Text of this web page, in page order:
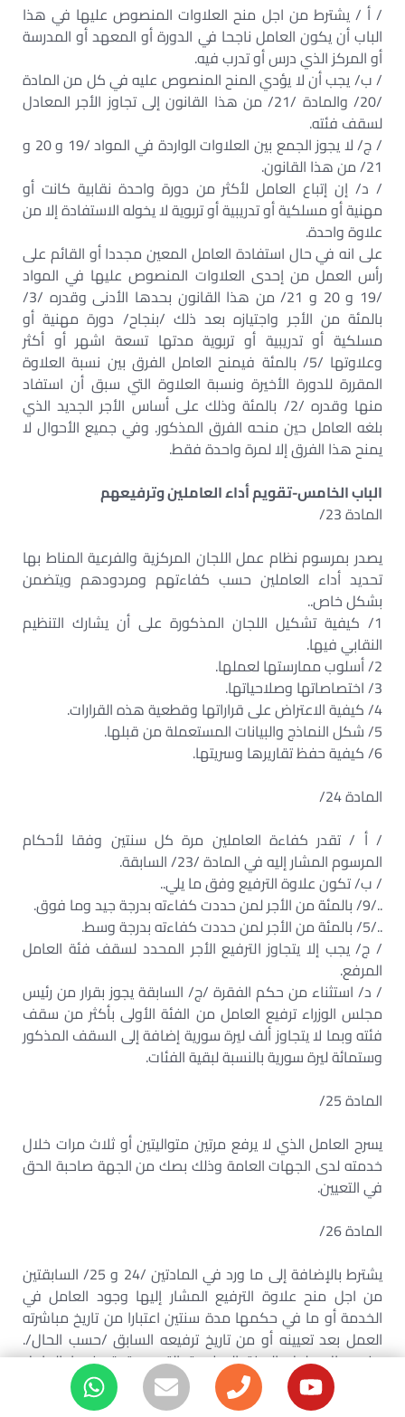
/ أ / يشترط من اجل منح العلاوات المنصوص عليها في هذا
الباب أن يكون العامل ناجحا في الدورة أو المعهد أو المدرسة
أو المركز الذي درس أو تدرب فيه.
/ ب/ يجب أن لا يؤدي المنح المنصوص عليه في كل من المادة
/20/ والمادة /21/ من هذا القانون إلى تجاوز الأجر المعادل
لسقف فئته.
/ ج/ لا يجوز الجمع بين العلاوات الواردة في المواد /19 و 20 و
21/ من هذا القانون.
/ د/ إن إتباع العامل لأكثر من دورة واحدة نقابية كانت أو
مهنية أو مسلكية أو تدريبية أو تربوية لا يخوله الاستفادة إلا من
علاوة واحدة.
على انه في حال استفادة العامل المعين مجددا أو القائم على
رأس العمل من إحدى العلاوات المنصوص عليها في المواد
/19 و 20 و 21/ من هذا القانون بحدها الأدنى وقدره /3/
بالمئة من الأجر واجتيازه بعد ذلك /بنجاح/ دورة مهنية أو
مسلكية أو تدريبية أو تربوية مدتها تسعة اشهر أو أكثر
وعلاوتها /5/ بالمئة فيمنح العامل الفرق بين نسبة العلاوة
المقررة للدورة الأخيرة ونسبة العلاوة التي سبق أن استفاد
منها وقدره /2/ بالمئة وذلك على أساس الأجر الجديد الذي
بلغه العامل حين منحه الفرق المذكور. وفي جميع الأحوال لا
يمنح هذا الفرق إلا لمرة واحدة فقط.
الباب الخامس-تقويمأداء العاملين وترفيعهم
المادة 23/
يصدر بمرسوم نظام عمل اللجان المركزية والفرعية المناط بها
تحديد أداء العاملين حسب كفاءتهم ومردودهم ويتضمن
بشكل خاص..
1/ كيفية تشكيل اللجان المذكورة على أن يشارك التنظيم
النقابي فيها.
2/ أسلوب ممارستها لعملها.
3/ اختصاصاتها وصلاحياتها.
4/ كيفية الاعتراض على قراراتها وقطعية هذه القرارات.
5/ شكل النماذج والبيانات المستعملة من قبلها.
6/ كيفية حفظ تقاريرها وسريتها.
المادة 24/
/ أ / تقدر كفاءة العاملين مرة كل سنتين وفقا لأحكام
المرسوم المشار إليه في المادة /23/ السابقة.
/ ب/ تكون علاوة الترفيع وفق ما يلي..
../9/ بالمئة من الأجر لمن حددت كفاءته بدرجة جيد وما فوق.
../5/ بالمئة من الأجر لمن حددت كفاءته بدرجة وسط.
/ ج/ يجب إلا يتجاوز الترفيع الأجر المحدد لسقف فئة العامل
المرفع.
/ د/ استثناء من حكم الفقرة /ج/ السابقة يجوز بقرار من رئيس
مجلس الوزراء ترفيع العامل من الفئة الأولى بأكثر من سقف
فئته وبما لا يتجاوز ألف ليرة سورية إضافة إلى السقف المذكور
وستمائة ليرة سورية بالنسبة لبقية الفئات.
المادة 25/
يسرح العامل الذي لا يرفع مرتين متواليتين أو ثلاث مرات خلال
خدمته لدى الجهات العامة وذلك بصك من الجهة صاحبة الحق
في التعيين.
المادة 26/
يشترط بالإضافة إلى ما ورد في المادتين /24 و 25/ السابقتين
من اجل منح علاوة الترفيع المشار إليها وجود العامل في
الخدمة أو ما في حكمها مدة سنتين اعتبارا من تاريخ مباشرته
العمل بعد تعيينه أو من تاريخ ترفيعه السابق /حسب الحال/.
وفي حال حلول السنة الميلادية التي يستحق فيها العامل
الترفيع دون أن تبلغ خدمته الفعلية أو ما في حكمها مدة
السنتين فيمنح نسبة من علاوة الترفيع تتناسب ومدة خدمته